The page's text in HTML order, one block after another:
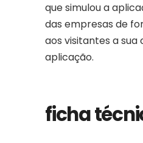
que simulou a
das empresas de
aos visitantes a
aplicação.
ficha